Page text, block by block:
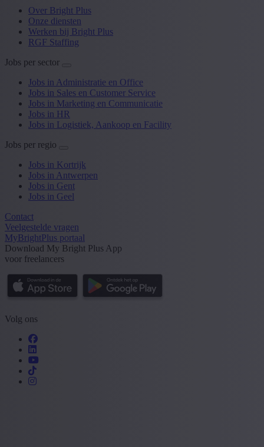
Over Bright Plus
Onze diensten
Werken bij Bright Plus
RGF Staffing
Jobs per sector
Jobs in Administratie en Office
Jobs in Sales en Customer Service
Jobs in Marketing en Communicatie
Jobs in HR
Jobs in Logistiek, Aankoop en Facility
Jobs per regio
Jobs in Kortrijk
Jobs in Antwerpen
Jobs in Gent
Jobs in Geel
Contact
Veelgestelde vragen
MyBrightPlus portaal
Download My Bright Plus App
voor freelancers
Volg ons